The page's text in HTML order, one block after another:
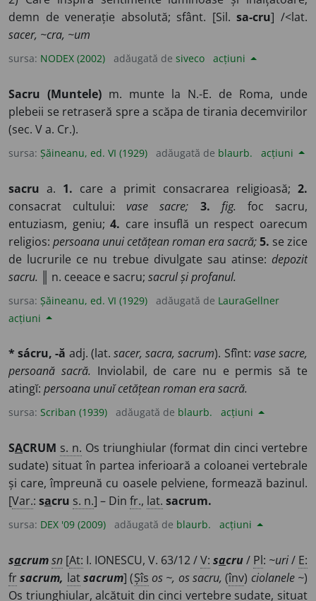
demn de venerație absolută; sfânt. [Sil.sa-cru] /<lat.
sacer, ~cra, ~um
sursa: NODEX (2002) adăugată de siveco acțiuni
Sacru (Muntele) m. munte la N.-E. de Roma, unde
plebeii se retraseră spre a scăpa de tirania decemvirilor
(sec. V a. Cr.).
sursa: Șăineanu, ed. VI (1929) adăugată de blaurb. acțiuni
sacru a. 1. care a primit consacrarea religioasă; 2.
consacrat cultului:vase sacre; 3. fig. foc sacru,
entuziasm, geniu;4. care insuflă un respect oarecum
religios: persoana unui cetățean roman era sacră;5. se zice
de lucrurile ce nu trebue divulgate sau atinse: depozit
sacru. ║ n. ceeace e sacru; sacrul și profanul.
sursa: Șăineanu, ed. VI (1929) adăugată de LauraGellner
acțiuni
* sácru, -ă adj. (lat.sacer, sacra, sacrum). Sfînt: vase sacre,
persoană sacră. Inviolabil, de care nu e permis să te
atingĭ: persoana unuĭ cetățean roman era sacră.
sursa: Scriban (1939) adăugată de blaurb. acțiuni
SACRUM s. n. Os triunghiular (format din cinci vertebre
sudate) situat în partea inferioară a coloanei vertebrale
și care, împreună cu oasele pelviene, formează bazinul.
[Var.: sacru s. n.] – Din fr., lat. sacrum.
sursa: DEX '09 (2009) adăugată de blaurb. acțiuni
sacrumsn [At: I. IONESCU, V. 63/12 /V: sacru/ Pl: ~uri/ E:
frsacrum, latsacrum] (Șîs os ~, os sacru, (înv) ciolanele ~)
Os triunghiular, alcătuit din cinci vertebre sudate, situat